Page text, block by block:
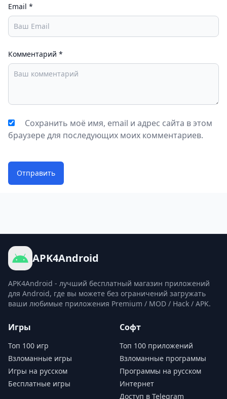
Email *
Комментарий *
Сохранить моё имя, email и адрес сайта в этом
браузере для последующих моих комментариев.
Отправить
APK4Android
APK4Android - лучший бесплатный магазин приложений
для Android, где вы можете без ограничений загружать
ваши любимые приложения Premium / MOD / Hack / APK.
Игры
Топ 100 игр
Взломанные игры
Игры на русском
Бесплатные игры
Софт
Топ 100 приложений
Взломанные программы
Программы на русском
Интернет
Доступ в Telegram